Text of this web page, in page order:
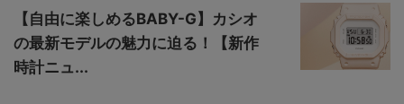
【自由に楽しめるBABY-G】カシオ
の最新モデルの魅力に迫る！【新作
時計ニュ...